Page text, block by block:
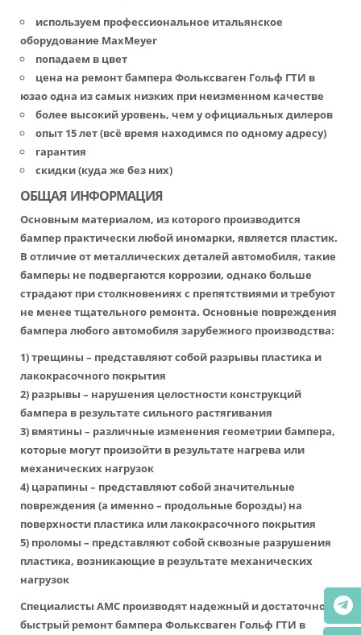
используем профессиональное итальянское
оборудование MaxMeyer
попадаем в цвет
цена на ремонт бампера Фольксваген Гольф ГТИ в
юзао одна из самых низких при неизменном качестве
более высокий уровень, чем у официальных дилеров
опыт 15 лет (всё время находимся по одному адресу)
гарантия
скидки (куда же без них)
ОБЩАЯ ИНФОРМАЦИЯ
Основным материалом, из которого производится
бампер практически любой иномарки, является пластик.
В отличие от металлических деталей автомобиля, такие
бамперы не подвергаются коррозии, однако больше
страдают при столкновениях с препятствиями и требуют
не менее тщательного ремонта. Основные повреждения
бампера любого автомобиля зарубежного производства:
1) трещины – представляют собой разрывы пластика и
лакокрасочного покрытия
2) разрывы – нарушения целостности конструкций
бампера в результате сильного растягивания
3) вмятины – различные изменения геометрии бампера,
которые могут произойти в результате нагрева или
механических нагрузок
4) царапины – представляют собой значительные
повреждения (а именно – продольные борозды) на
поверхности пластика или лакокрасочного покрытия
5) проломы – представляют собой сквозные разрушения
пластика, возникающие в результате механических
нагрузок
Специалисты АМС производят надежный и достаточно
быстрый ремонт бампера Фольксваген Гольф ГТИ в